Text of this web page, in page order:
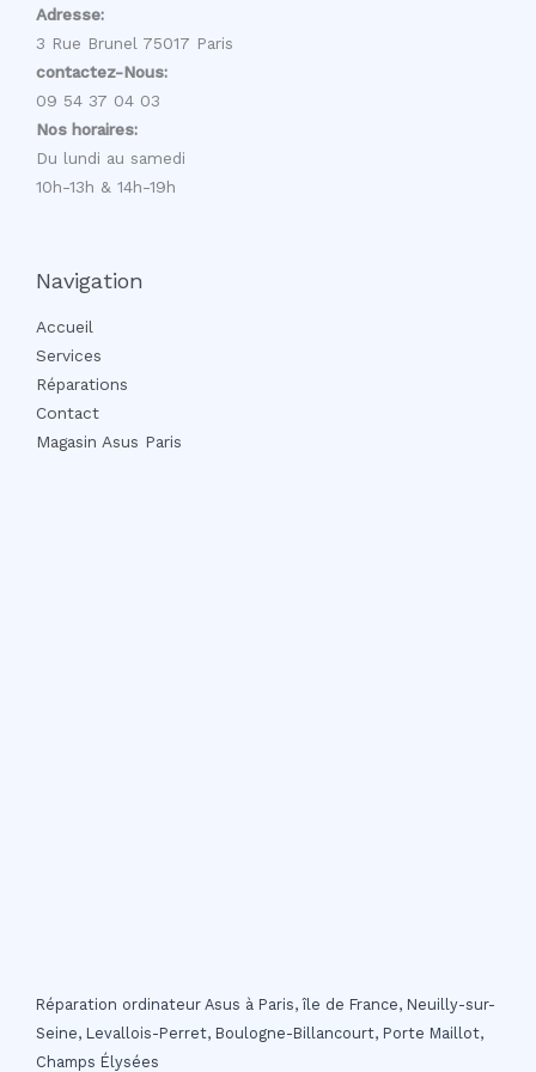
Adresse:
3 Rue Brunel 75017 Paris
contactez-Nous:
09 54 37 04 03
Nos horaires:
Du lundi au samedi
10h-13h & 14h-19h
Navigation
Accueil
Services
Réparations
Contact
Magasin Asus Paris
Réparation ordinateur Asus à Paris, île de France, Neuilly-sur-
Seine, Levallois-Perret, Boulogne-Billancourt, Porte Maillot,
Champs Élysées